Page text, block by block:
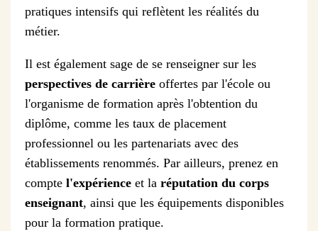
pratiques intensifs qui reflètent les réalités du
métier.
Il est également sage de se renseigner sur les
perspectives de carrière offertes par l'école ou
l'organisme de formation après l'obtention du
diplôme, comme les taux de placement
professionnel ou les partenariats avec des
établissements renommés. Par ailleurs, prenez en
compte l'expérience et la réputation du corps
enseignant, ainsi que les équipements disponibles
pour la formation pratique.